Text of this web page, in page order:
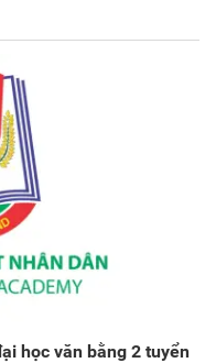
học văn bằng 2 tuyển